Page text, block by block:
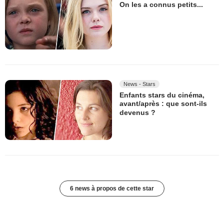
On les a connus petits...
News - Stars
Enfants stars du cinéma,
avant/après : que sont-ils
devenus ?
6 news à propos de cette star